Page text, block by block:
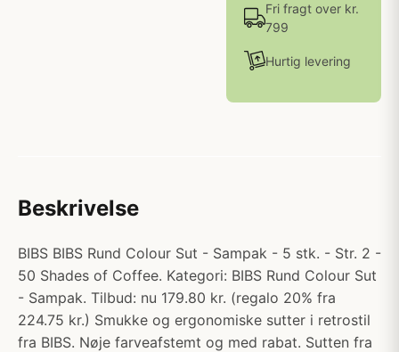
Fri fragt over kr.
799
Hurtig levering
Beskrivelse
BIBS BIBS Rund Colour Sut - Sampak - 5 stk. - Str. 2 -
50 Shades of Coffee. Kategori: BIBS Rund Colour Sut
- Sampak. Tilbud: nu 179.80 kr. (regalo 20% fra
224.75 kr.) Smukke og ergonomiske sutter i retrostil
fra BIBS. Nøje farveafstemt og med rabat. Sutten fra